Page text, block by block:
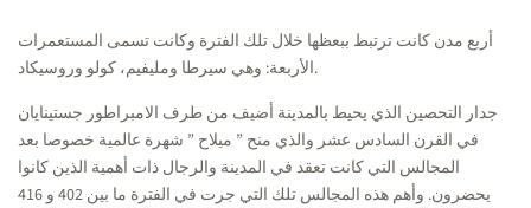
أربع مدن كانت ترتبط ببعظها خلال تلك الفترة وكانت تسمى المستعمرات
الأربعة: وهي سيرطا ومليفيم، كولو وروسيكاد.
جدار التحصين الذي يحيط بالمدينة أضيف من طرف الامبراطور جستينايان
في القرن السادس عشر والذي منح ” ميلاح ” شهرة عالمية خصوصا بعد
المجالس التي كانت تعقد في المدينة والرجال ذات أهمية الذين كانوا
يحضرون. وأهم هذه المجالس تلك التي جرت في الفترة ما بين 402 و 416